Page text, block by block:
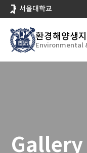
로
서울대학교
환경해양생
Environmental
Gallery